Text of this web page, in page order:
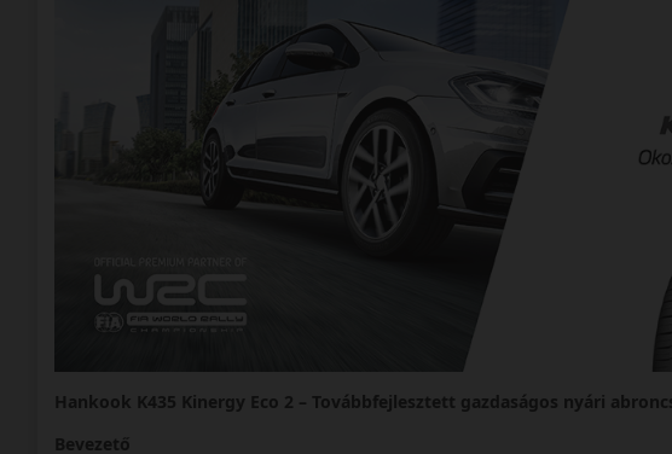
Hankook K435 Kinergy Eco 2 – Továbbfejlesztett gazdaságos nyári
Bevezető